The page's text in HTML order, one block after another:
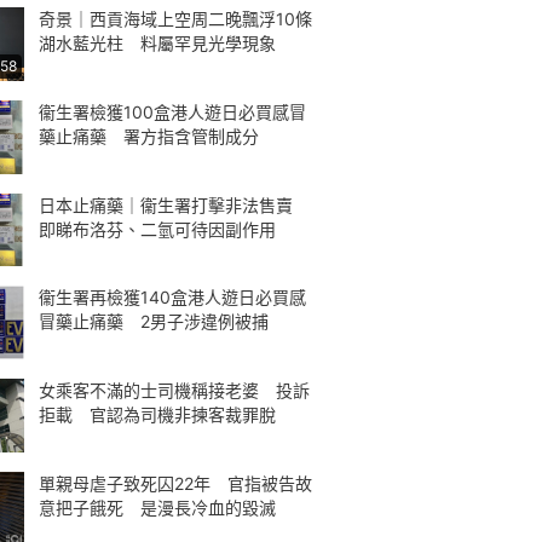
奇景｜西貢海域上空周二晚飄浮10條
湖水藍光柱 料屬罕見光學現象
衞生署檢獲100盒港人遊日必買感冒
藥止痛藥 署方指含管制成分
日本止痛藥｜衞生署打擊非法售賣
即睇布洛芬、二氫可待因副作用
衞生署再檢獲140盒港人遊日必買感
冒藥止痛藥 2男子涉違例被捕
女乘客不滿的士司機稱接老婆 投訴
拒載 官認為司機非揀客裁罪脫
單親母虐子致死囚22年 官指被告故
意把子餓死 是漫長冷血的毀滅